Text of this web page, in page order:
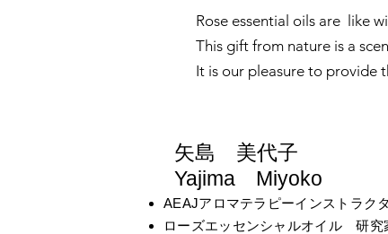
Rose essential oils are like
This gift from nature is a
It is our pleasure to provide
矢島 美代子
Yajima Miyoko
AEAJアロマテラピーインストラク
ローズエッセンシャルオイル 研究